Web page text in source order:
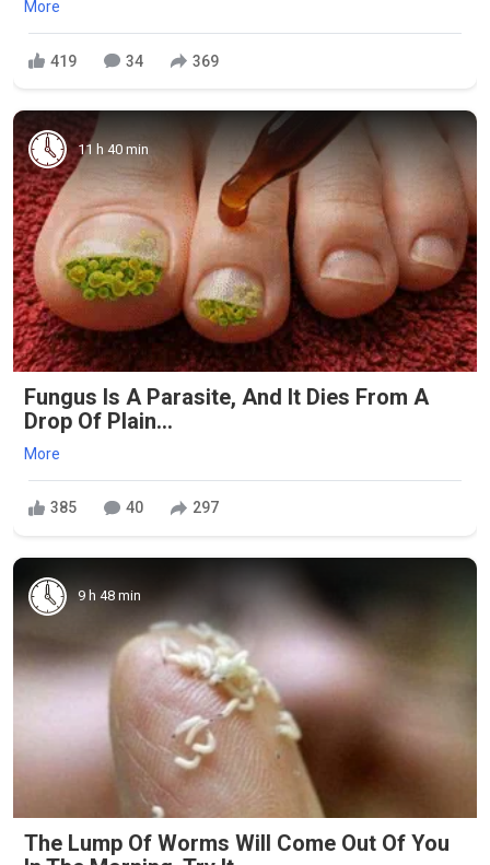
More
419 34 369
11 h 40 min
Fungus Is A Parasite, And It Dies From A
Drop Of Plain...
More
385 40 297
9 h 48 min
The Lump Of Worms Will Come Out Of You